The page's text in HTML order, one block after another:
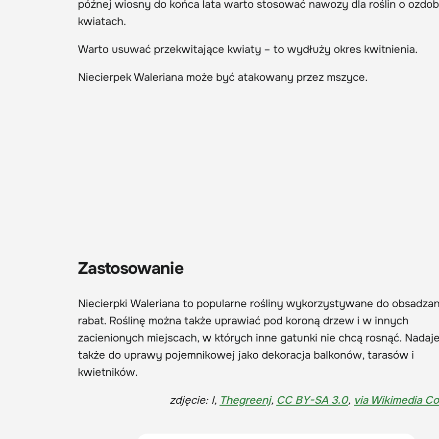
późnej wiosny do końca lata warto stosować nawozy dla roślin o
kwiatach.
Warto usuwać przekwitające kwiaty – to wydłuży okres kwitnienia.
Niecierpek Waleriana może być atakowany przez mszyce.
Zastosowanie
Niecierpki Waleriana to popularne rośliny wykorzystywane do
rabat. Roślinę można także uprawiać pod koroną drzew i w innych
zacienionych miejscach, w których inne gatunki nie chcą rosnąć.
także do uprawy pojemnikowej jako dekoracja balkonów, tarasów i
kwietników.
zdjęcie: I, Thegreenj, CC BY-SA 3.0, via Wikimedia